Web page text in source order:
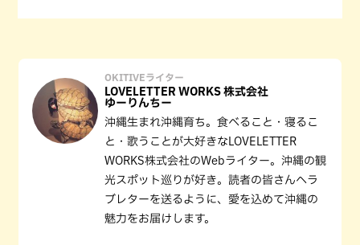
OKITIVEライター
LOVELETTER WORKS 株式会社
ゆーりんちー
沖縄生まれ沖縄育ち。食べること・寝るこ
と・歌うことが大好きなLOVELETTER
WORKS株式会社のWebライター。沖縄の観
光スポット巡りが好き。読者の皆さんへラ
ブレターを送るように、愛を込めて沖縄の
魅力をお届けします。